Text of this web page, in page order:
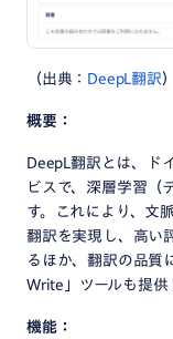
（出典： DeepL翻訳）
概要：
DeepL翻訳とは、ド
ビスで、深層学習（
す。これにより、文
翻訳を実現し、高い
るほか、翻訳の品質
Write」ツールも提供
機能：